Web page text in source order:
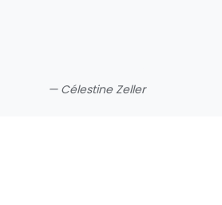
— Célestine Zeller